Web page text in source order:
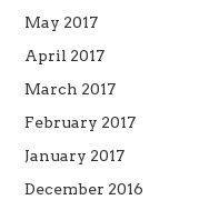
May 2017
April 2017
March 2017
February 2017
January 2017
December 2016